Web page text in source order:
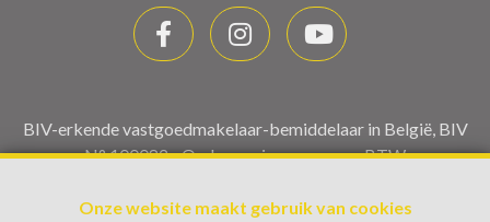
Onze website maakt gebruik van cookies
BIV-erkende vastgoedmakelaar-bemiddelaar in België, BIV
N° 100082 - Ondernemingsnummer : BTW
Beroepinstituut van Vastgoedmakelaars Luxemburgstraat,